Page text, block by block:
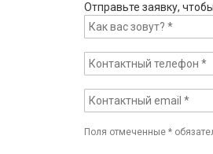
Отправьте заявку,
Поля отмеченные*